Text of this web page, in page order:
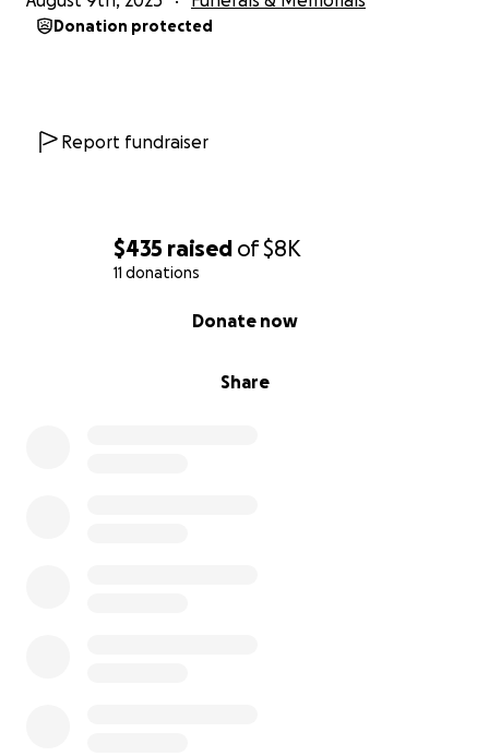
$435 raised of$8K
11 donations
Share
Donate now
Donation protected
Report fundraiser